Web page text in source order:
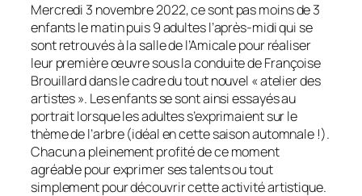
Mercredi 3 novembre 2022, ce sont pas moins de 3
enfants le matin puis 9 adultes l’après-midi qui se
sont retrouvés à la salle de l’Amicale pour réaliser
leur première œuvre sous la conduite de Françoise
Brouillard dans le cadre du tout nouvel « atelier des
artistes ». Les enfants se sont ainsi essayés au
portrait lorsque les adultes s’exprimaient sur le
thème de l’arbre (idéal en cette saison automnale !).
Chacun a pleinement profité de ce moment
agréable pour exprimer ses talents ou tout
simplement pour découvrir cette activité artistique.